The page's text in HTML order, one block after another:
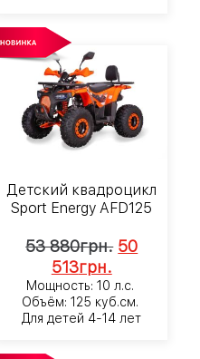
Детский квадроцикл
Sport Energy AFD125
53 880грн. 50
513грн.
Мощность: 10 л.с.
Объём: 125 куб.см.
Для детей 4-14 лет